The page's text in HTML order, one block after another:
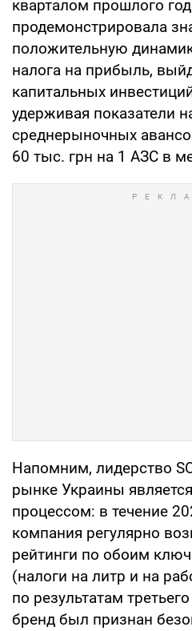
кварталом прошлого
продемонстрировала
положительную
налога на прибыль,
капитальных
удерживая показатели
среднерыночных
60 тыс. грн на 1 АЗС в
Напомним, лидерство
рынке Украины
процессом: в течение
компания регулярно
рейтинги по обоим
(налоги на литр и на
по результатам
бренд был признан